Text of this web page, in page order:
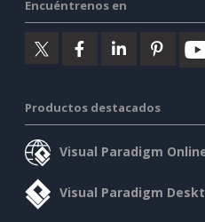
Encuéntrenos en
Productos destacados
Visual Paradigm
Visual Paradigm